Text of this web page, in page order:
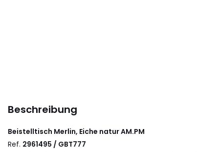
Beschreibung
Beistelltisch Merlin, Eiche naturAM.PM
Ref. 2961495 / GBT777